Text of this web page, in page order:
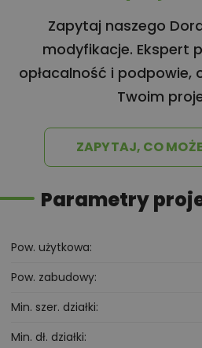
Zapytaj naszego
modyfikacje. Ekspert
opłacalność i podpowie,
Twoim
ZAPYTAJ, CO
Parametry
Pow. użytkowa
Pow. zabudowy
Min. szer. działki
Min. dł. działki